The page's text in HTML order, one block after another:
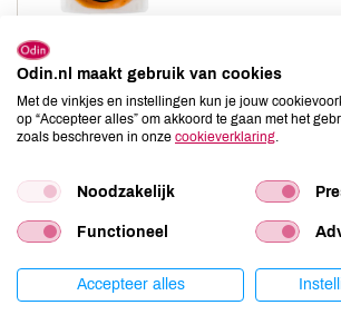
500 ML
Pompoen
ledenprijs
Odin.nl maakt gebruik van cookies
Met de vinkjes en instellingen kun je jouw
op “Accepteer alles” om akkoord te gaan met het
zoals beschreven in onze cookieverklaring.
Noodzakelijk
Functioneel
Accepteer alles